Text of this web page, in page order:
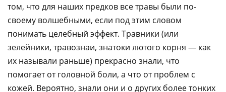
том, что для наших предков все травы были по-
своему волшебными, если под этим словом
понимать целебный эффект. Травники (или
зелейники, травознаи, знатоки лютого корня — как
их называли раньше) прекрасно знали, что
помогает от головной боли, а что от проблем с
кожей. Вероятно, знали они и о других более тонких